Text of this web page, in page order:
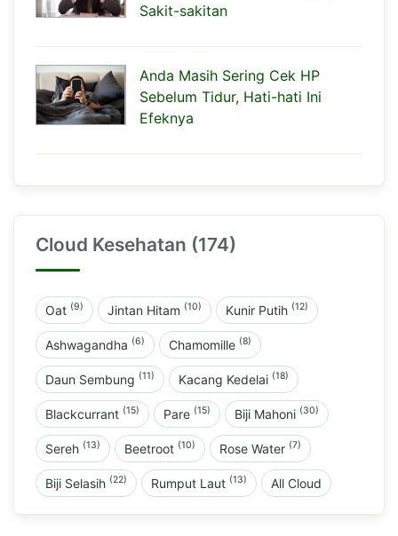
Sakit-sakitan
Anda Masih Sering Cek HP
Sebelum Tidur, Hati-hati Ini
Efeknya
Cloud Kesehatan (174)
Oat (9) Jintan Hitam (10) Kunir Putih (12)
Ashwagandha (6) Chamomille (8)
Daun Sembung (11) Kacang Kedelai (18)
Blackcurrant (15) Pare (15) Biji Mahoni (30)
Sereh (13) Beetroot (10) Rose Water (7)
Biji Selasih (22) Rumput Laut (13) All Cloud